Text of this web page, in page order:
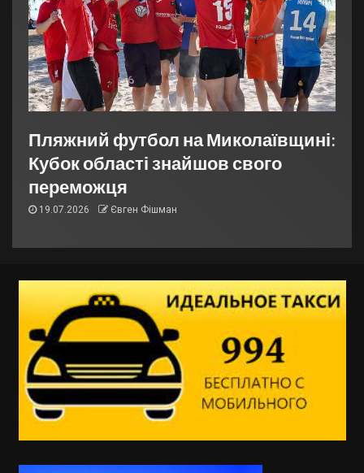
Пляжний футбол на Миколаївщині:
Кубок області знайшов свого
переможця
19.07.2026 Євген Фішман